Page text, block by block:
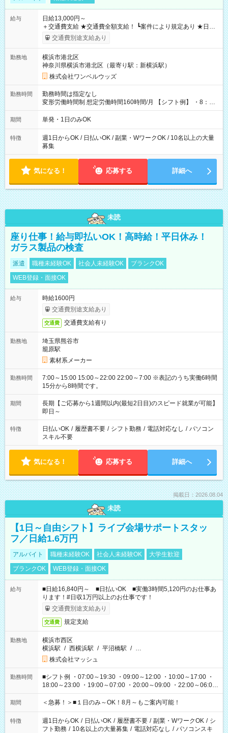
給与
日給13,000円～
＋交通費支給 ★交通費全額支給！ ┗案件により規定あり ★日払
いOK！（規定あり） ┗働いたその日に現金GET♪ お仕事後はコ
ンビニATMから 日払い分を引き落とせます！ 【試用期間】試
交通費別途支給あり
勤務地
横浜市港北区
神奈川県横浜市港北区（最寄り駅：新横浜駅）
株式会社ワンベルウッズ
勤務時間
勤務時間は指定なし
変形労働時間制 想定労働時間160時間/月 【シフト例】 ・8：00
～21：00
期間 単発・1日のみOK
特徴
週1日からOK / 日払いOK / 副業・WワークOK / 10名以上の大量
募集
気になる！ 応募する 詳細へ
未読
座り仕事！給与即払いOK！高時給！平日休み！
ガラス製品の検査
派遣 職種未経験OK 社会人未経験OK
ブランクOK
WEB登録・面接OK
給与
時給1600円
交通費別途支給あり
交通費 交通費支給有り
勤務地
埼玉県熊谷市
籠原駅
素材系メーカー
勤務時間
7:00～15:00 15:00～22:00 22:00～7:00 ※表記のうち実働6時間
15分から8時間です。
期間
長期【ご応募から1週間以内(最短2日目)のスピード就業が可能】
即日～
特徴 日払いOK / 履歴書不要 / シフト勤務 / 電話対応なし / パソコン
スキル不要
気になる！ 応募する 詳細へ
掲載日：2026.08.04
未読
【1日～自由シフト】ライブ会場サポートスタッ
フ／日給1.6万円
アルバイト 職種未経験OK 社会人未経験OK
大学生歓迎
ブランクOK
WEB登録・面接OK
給与
■日給16,840円～ ■日払いOK ■実働3時間5,120円のお仕事あ
ります！#日収1万円以上のお仕事です！
交通費別途支給あり
交通費 規定支給
勤務地
横浜市西区
横浜駅 / 西横浜駅 / 平沼橋駅 / …
株式会社マッシュ
勤務時間
■シフト例 ・07:00～19:30 ・09:00～12:00 ・10:00～17:00 ・
18:00～23:00 ・19:00～07:00 ・20:00～09:00 ・22:00～06:00
etc ★最短で3時間で5,120円のお仕事から 15時間で2万円近く稼
げるお仕事も！ ご希望のお時間に合わせてご紹介！ ※シフトは
ください！
期間 ＜急募！＞■１日のみ～OK！8月～もご案内可能！
特徴 週1日からOK / 日払いOK / 履歴書不要 / 副業・WワークOK / シ
フト勤務 / 10名以上の大量募集 / 電話対応なし / パソコンスキ